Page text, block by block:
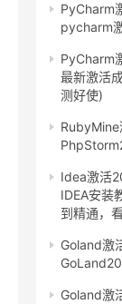
PyCharm
pycharm
PyCharm
最新激活
测好使)
Idea激活
IDEA安装
到精通，
Goland激
Goland激